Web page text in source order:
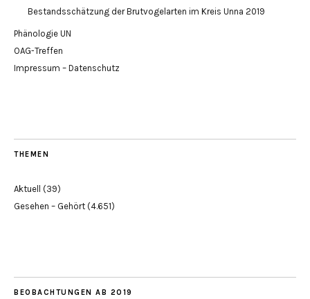
Bestandsschätzung der Brutvogelarten im Kreis Unna 2019
Phänologie UN
OAG-Treffen
Impressum – Datenschutz
THEMEN
Aktuell (39)
Gesehen – Gehört (4.651)
BEOBACHTUNGEN AB 2019